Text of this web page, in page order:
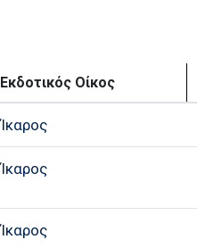
Εκδοτικός Οίκος
Ίκαρος
Ίκαρος
Ίκαρος